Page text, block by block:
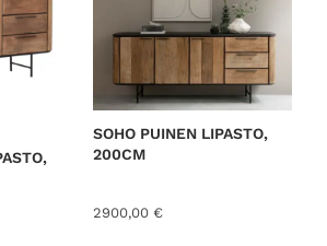
SOHO PUINEN LIPASTO,
200CM
2900,00 €